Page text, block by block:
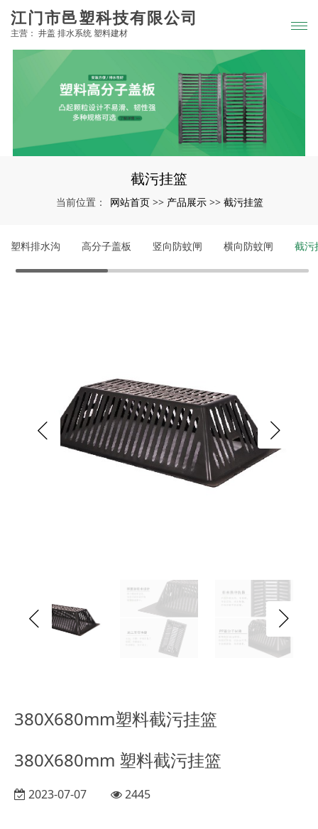
江门市邑塑科技有限公司
主营： 井盖 排水系统 塑料建材
截污挂篮
当前位置： 网站首页 >> 产品展示 >> 截污挂篮
塑料排水沟 高分子盖板 竖向防蚊闸 横向防蚊闸 截污
380X680mm塑料截污挂篮
380X680mm 塑料截污挂篮
2023-07-07 2445